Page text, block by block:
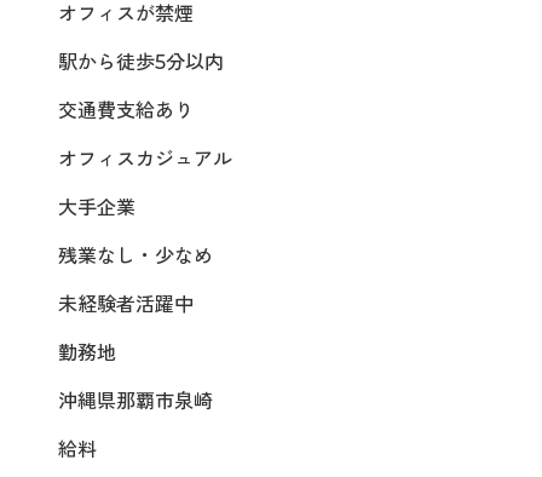
オフィスが禁煙
駅から徒歩5分以内
交通費支給あり
オフィスカジュアル
大手企業
残業なし・少なめ
未経験者活躍中
勤務地
沖縄県那覇市泉崎
給料